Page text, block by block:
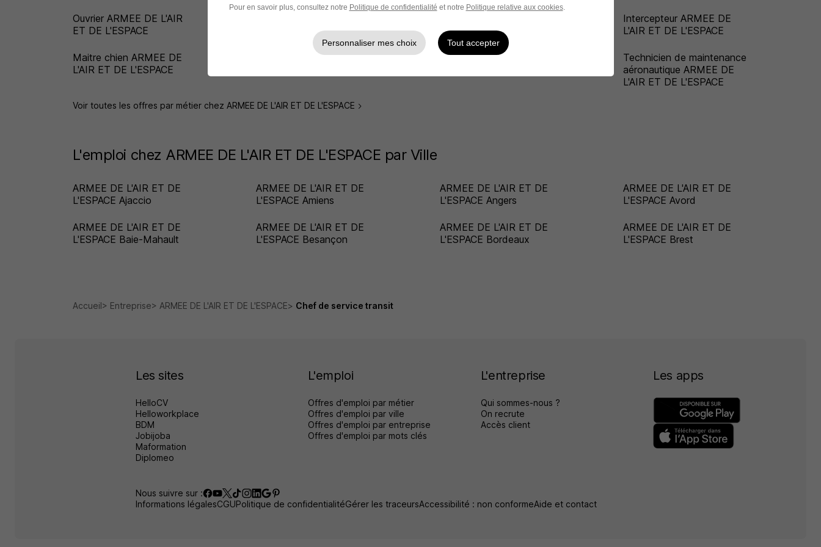
Ouvrier ARMEE DE L'AIR
ET DE L'ESPACE
ET DE L'ESPACE
DE L'AIR ET DE L'ESPACE
Intercepteur ARMEE DE
L'AIR ET DE L'ESPACE
Maitre chien ARMEE DE
L'AIR ET DE L'ESPACE
Pilote de drone ARMEE DE
Pompier ARMEE DE L'AIR
Technicien de maintenance
aéronautique ARMEE DE
L'AIR ET DE L'ESPACE
Voir toutes les offres par métier chez ARMEE DE L'AIR ET DE L'ESPACE
L'emploi chez ARMEE DE L'AIR ET DE L'ESPACE par Ville
ARMEE DE L'AIR ET DE
L'ESPACE Ajaccio
ARMEE DE L'AIR ET DE
L'ESPACE Amiens
ARMEE DE L'AIR ET DE
L'ESPACE Angers
ARMEE DE L'AIR ET DE
L'ESPACE Avord
ARMEE DE L'AIR ET DE
L'ESPACE Baie-Mahault
ARMEE DE L'AIR ET DE
L'ESPACE Besançon
ARMEE DE L'AIR ET DE
L'ESPACE Bordeaux
ARMEE DE L'AIR ET DE
L'ESPACE Brest
Accueil Entreprise ARMEE DE L'AIR ET DE L'ESPACE Chef de service transit
Les sites
HelloCV
Helloworkplace
BDM
Jobijoba
Maformation
Diplomeo
L'emploi
Offres d'emploi par métier
Offres d'emploi par ville
Offres d'emploi par entreprise
Offres d'emploi par mots clés
L'entreprise
Qui sommes-nous ?
On recrute
Accès client
Les apps
Nous suivre sur :
Informations légalesCGUPolitique de confidentialitéGérer les traceursAccessibilité : non conformeAide et contact
Pour en savoir plus, consultez notre Politique de confidentialité et notre Politique relative aux cookies.
Personnaliser mes choix Tout accepter